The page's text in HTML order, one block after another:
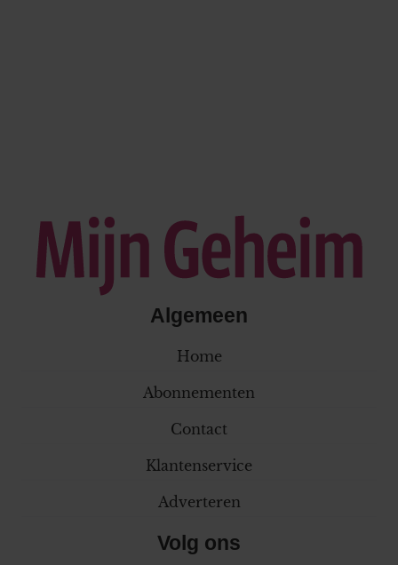
Algemeen
Home
Abonnementen
Contact
Klantenservice
Adverteren
Volg ons